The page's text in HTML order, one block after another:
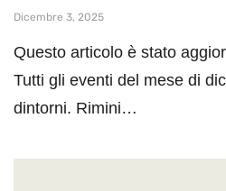
Dicembre 3, 2025
Questo articolo è stato
Tutti gli eventi del mese di
dintorni. Rimini…